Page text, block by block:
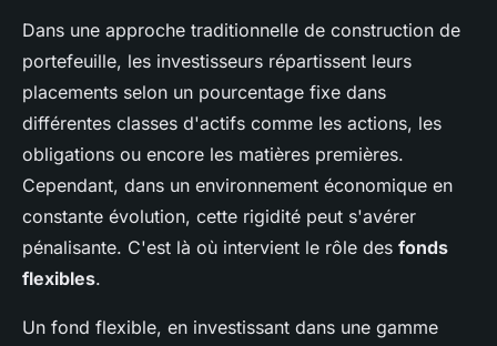
Dans une approche traditionnelle de construction de
portefeuille, les investisseurs répartissent leurs
placements selon un pourcentage fixe dans
différentes classes d'actifs comme les actions, les
obligations ou encore les matières premières.
Cependant, dans un environnement économique en
constante évolution, cette rigidité peut s'avérer
pénalisante. C'est là où intervient le rôle des fonds
flexibles.
Un fond flexible, en investissant dans une gamme